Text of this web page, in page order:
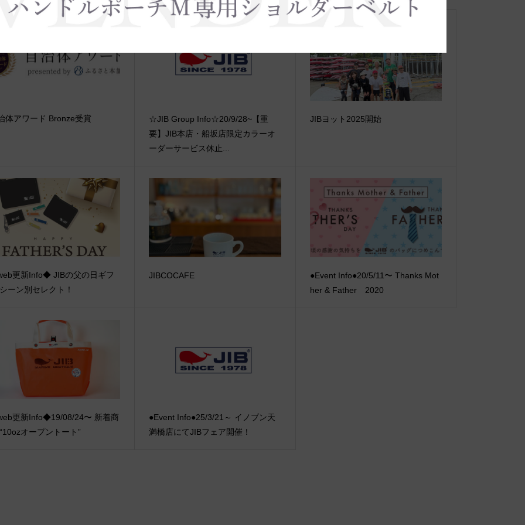
体アワード Bronze受賞
☆JIB Group Info☆20/9/28~【重
要】JIB本店・船坂店限定カラーオ
ーダーサービス休止...
JIBヨット2025開始
更新Info◆ JIBの父の日ギフ
ーン別セレクト！
JIBCOCAFE
●Event Info●20/5/11〜 Thanks Mot
her & Father 2020
更新Info◆19/08/24〜 新着商
オープントート”
●Event Info●25/3/21～ イノブン天
満橋店にてJIBフェア開催！